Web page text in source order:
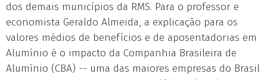
dos demais municípios da RMS. Para o professor e
economista Geraldo Almeida, a explicação para os
valores médios de benefícios e de aposentadorias em
Alumínio é o impacto da Companhia Brasileira de
Alumínio (CBA) -- uma das maiores empresas do Brasil